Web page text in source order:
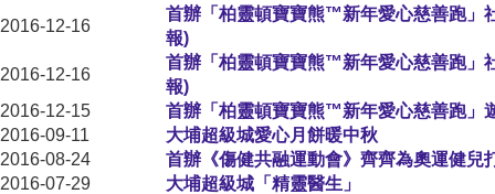
2016-12-16
首辦「柏靈頓寶寶熊™新年愛心慈善跑」
報)
2016-12-16
首辦「柏靈頓寶寶熊™新年愛心慈善跑」
報)
2016-12-15
首辦「柏靈頓寶寶熊™新年愛心慈善跑」
2016-09-11
大埔超級城愛心月餅暖中秋
2016-08-24
首辦《傷健共融運動會》齊齊為奧運健兒
2016-07-29
大埔超級城「精靈醫生」